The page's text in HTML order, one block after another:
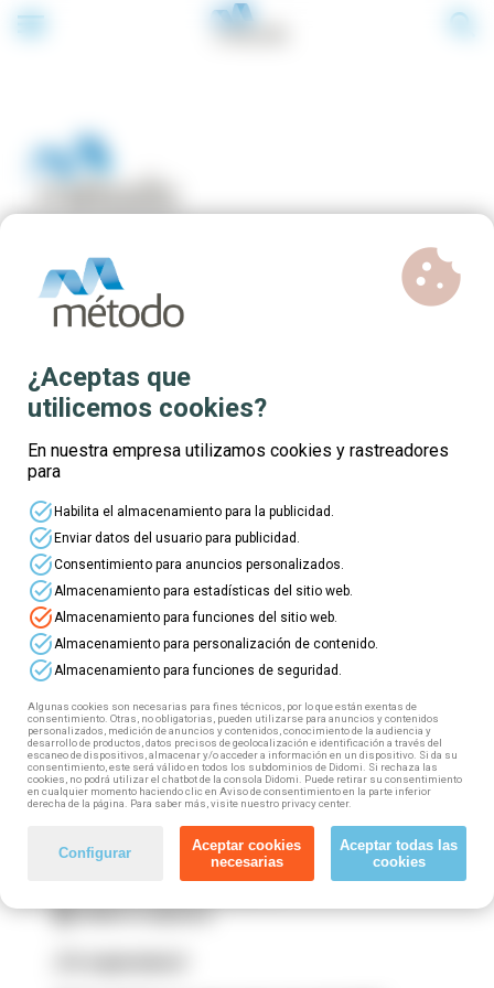
menu search
Cursos online gratuitos para
profesionales del sector
Textil Confección
⭐ ¡Nuevoscursos online gratuitos
profesionales delSector Textil
⏩ Este sector incluye: Industria textil y de la
confección; Curtido; Industrias del calzado;
Marroquinería, repujados y similares; Industrias
de hormas, tacones, pisos y cambrillones.
como por cuenta ajena) puedes acceder a esta
formación gratuita, 100% subvencionada. ¿Cómo?
¡Muy fácil! Tan solo tienes que seguir estos
pasos:
1️⃣ Elige tu curso
2️⃣ Rellena el formulario
3️⃣ Fórmate totalmente gratis
4️⃣ Obtén tu diploma
¿Aceptas que
utilicemos cookies?
cookie
En nuestra empresa utilizamos cookies y rastreadores
para
task_altHabilita el almacenamiento para la publicidad.
task_altEnviar datos del usuario para publicidad.
task_altConsentimiento para anuncios personalizados.
task_alt Almacenamiento para estadísticas del sitio web.
task_alt Almacenamiento para funciones del sitio web.
task_alt Almacenamiento para personalización de contenido.
task_alt Almacenamiento para funciones de seguridad.
Algunas cookies son necesarias para fines técnicos, por lo que están exentas de
consentimiento. Otras, no obligatorias, pueden utilizarse para anuncios y contenidos
personalizados, medición de anuncios y contenidos, conocimiento de la audiencia y
desarrollo de productos, datos precisos de geolocalización e identificación a través del
escaneo de dispositivos, almacenar y/o acceder a información en un dispositivo. Si da su
consentimiento, este será válido en todos los subdominios de Didomi. Si rechaza las
cookies, no podrá utilizar el chatbot de la consola Didomi. Puede retirar su consentimiento
en cualquier momento haciendo clic en Aviso de consentimiento en la parte inferior
derecha de la página. Para saber más, visite nuestro privacy center.
Configurar
Aceptar cookies
necesarias
Aceptar todas las
cookies